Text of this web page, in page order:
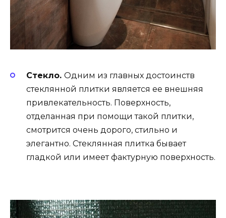
Стекло. Одним из главных достоинств
стеклянной плитки является ее внешняя
привлекательность. Поверхность,
отделанная при помощи такой плитки,
смотрится очень дорого, стильно и
элегантно. Стеклянная плитка бывает
гладкой или имеет фактурную поверхность.